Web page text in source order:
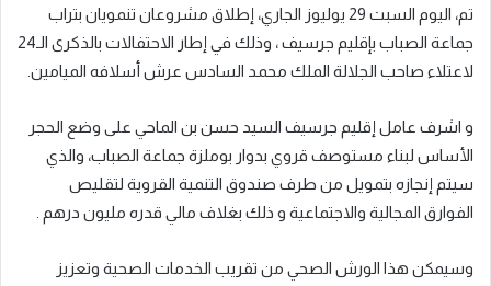
تم، اليوم السبت 29 يوليوز الجاري، إطلاق مشروعان تنمويان بتراب
جماعة الصباب بإقليم جرسيف ، وذلك في إطار الاحتفالات بالذكرى الـ24
لاعتلاء صاحب الجلالة الملك محمد السادس عرش أسلافه الميامين.
و اشرف عامل إقليم جرسيف السيد حسن بن الماحي على وضع الحجر
الأساس لبناء مستوصف قروي بدوار بوملزة جماعة الصباب، والذي
سيتم إنجازه بتمويل من طرف صندوق التنمية القروية لتقليص
الفوارق المجالية والاجتماعية و ذلك بغلاف مالي قدره مليون درهم .
وسيمكن هذا الورش الصحي من تقريب الخدمات الصحية وتعزيز